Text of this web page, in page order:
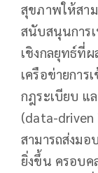
สุขภาพให้สาม
สนับสนุนการ
เชิงกลยุทธ์ที่
เครือข่ายการ
กฎระเบียบ แ
(data-driven
สามารถส่งม
ยิ่งขึ้น ครอบค